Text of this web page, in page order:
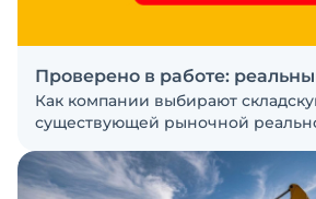
Проверено в работе:
Как компании выбирают
существующей рыночной
между моделями — сложно, а
ресурс машин — зачастую